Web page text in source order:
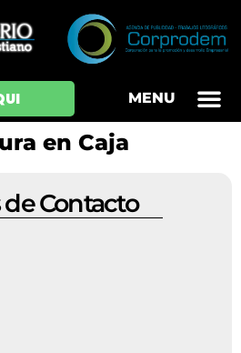
MENU
en Caja
de Contacto